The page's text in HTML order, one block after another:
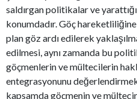
saldırgan politikalar ve
konumdadır. Göç
plan göz ardı edilerek
edilmesi, aynı zamanda bu
göçmenlerin ve mültecilerin
entegrasyonunu
kapsamda göçmenin ve